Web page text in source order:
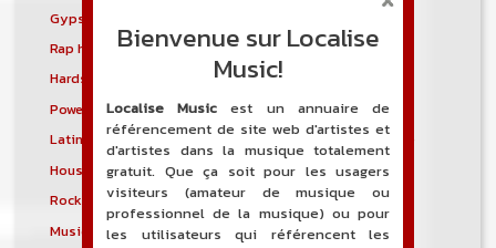
Gypsy punk
Rap hardcore
Industrial hardcore
Hardstep
Hardstyle
Power noise
Heavenly voices
Latin metal
Musique hindoustanie
House progressive
Tropical house
Rock indépendant
Indietronica
Musique industrielle
Metal industriel
Bienvenue sur Localise
Music!
Localise Music est un annuaire de
référencement de site web d'artistes et
d'artistes dans la musique totalement
gratuit. Que ça soit pour les usagers
visiteurs (amateur de musique ou
professionnel de la musique) ou pour
les utilisateurs qui référencent les